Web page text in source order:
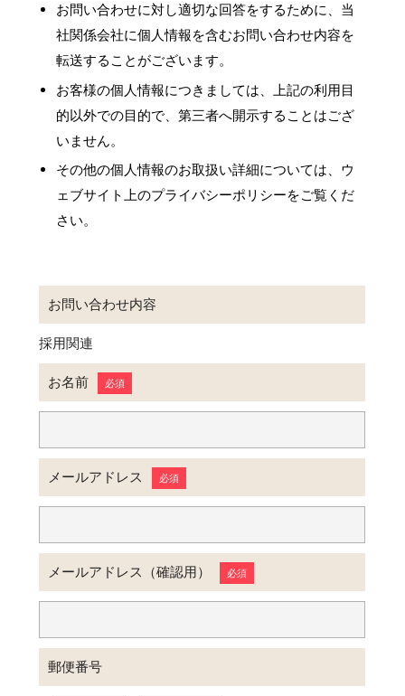
お問い合わせに対し適切な回答をするために、当
社関係会社に個人情報を含むお問い合わせ内容を
転送することがございます。
お客様の個人情報につきましては、上記の利用目
的以外での目的で、第三者へ開示することはござ
いません。
その他の個人情報のお取扱い詳細については、ウ
ェブサイト上のプライバシーポリシーをご覧くだ
さい。
お問い合わせ内容
採用関連
お名前 必須
メールアドレス 必須
メールアドレス（確認用） 必須
郵便番号